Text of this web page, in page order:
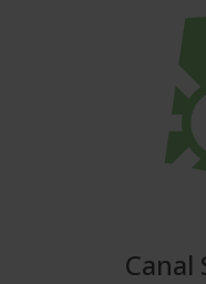
Canal